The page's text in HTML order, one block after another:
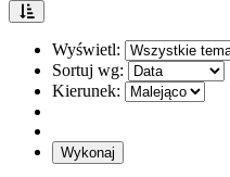
Wyświetl:
Sortuj wg:
Kierunek: